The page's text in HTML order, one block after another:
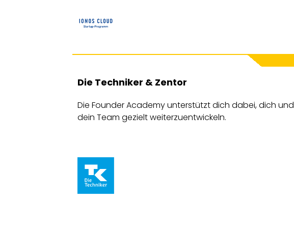
Die Techniker & Zentor
Die Founder Academy unterstützt dich dabei, dich und
dein Team gezielt weiterzuentwickeln.